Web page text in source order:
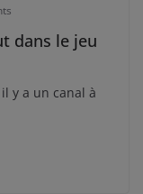
dans le jeu
y a un canal à